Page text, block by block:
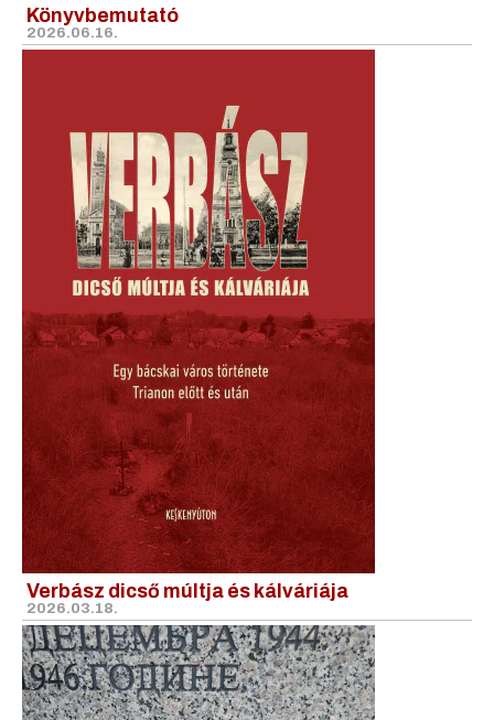
Könyvbemutató
2026.06.16.
Verbász dicső múltja és kálváriája
2026.03.18.